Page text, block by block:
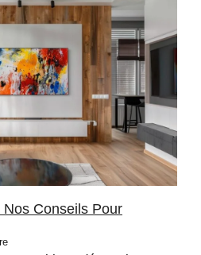
Conseils Pour